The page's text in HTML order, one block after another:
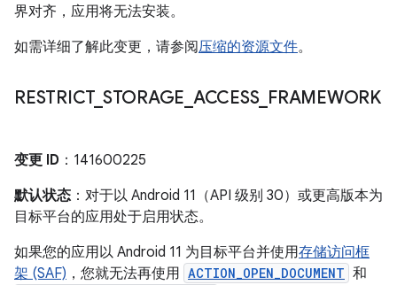
界对齐，应用将无法安装。
如需详细了解此变更，请参阅压缩的资源文件。
RESTRICT_ STORAGE ACCESS_ FRAMEWORK
变更 ID ：141600225
默认状态 ：对于以 Android 11（API 级别 30）或更高版本为
目标平台的应用处于启用状态。
如果您的应用以 Android 11 为目标平台并使用存储访问框
架 (SAF) ，您就无法再使用 ACTION_OPEN_DOCUMENT 和